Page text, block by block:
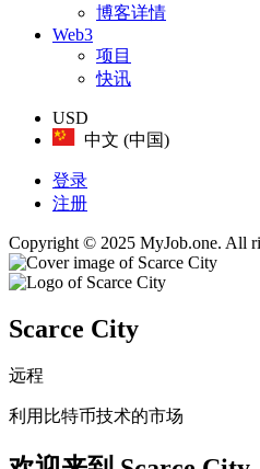
博客详情
Web3
项目
快讯
USD
中文 (中国)
登录
注册
Copyright © 2025 MyJob.one. All
Scarce City
远程
利用比特币技术的市场